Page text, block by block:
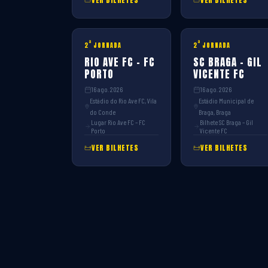
2ª JORNADA
RIO AVE FC – FC
PORTO
16 ago. 2026
Estádio do Rio Ave FC, Vila
do Conde
Lugar Rio Ave FC – FC
Porto
VER BILHETES
2ª JORNADA
SC BRAGA – GIL
VICENTE FC
16 ago. 2026
Estádio Municipal de
Braga, Braga
Bilhete SC Braga – Gil
Vicente FC
VER BILHETES